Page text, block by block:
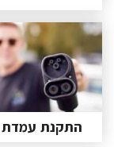
התקנת עמדת